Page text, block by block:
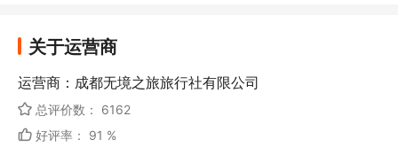
关于运营商
运营商：成都无境之旅旅行社有限公司
总评价数： 6162
好评率： 91 %